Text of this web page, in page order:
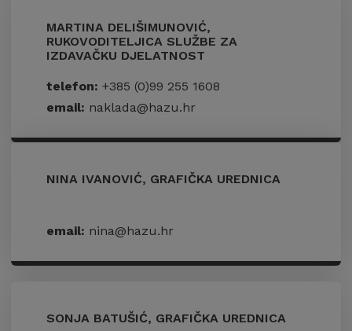
MARTINA DELIŠIMUNOVIĆ,
RUKOVODITELJICA SLUŽBE ZA
IZDAVAČKU DJELATNOST
telefon: +385 (0)99 255 1608
email: naklada@hazu.hr
NINA IVANOVIĆ, GRAFIČKA UREDNICA
email: nina@hazu.hr
SONJA BATUŠIĆ, GRAFIČKA UREDNICA